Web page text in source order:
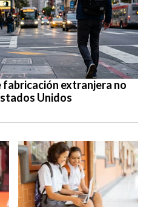
fabricación extranjera no
Unidos